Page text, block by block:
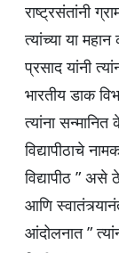
राष्ट्रसंतांनी
त्यांच्या या महान
प्रसाद यांनी
भारतीय डाक
त्यांना
विद्यापीठाचे
विद्यापीठ ” असे
आणि
आंदोलनात ”